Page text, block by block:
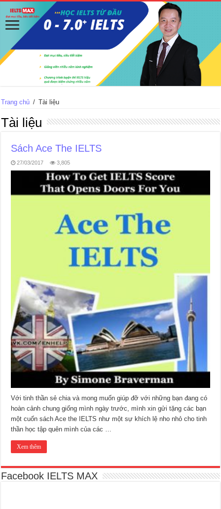
Trang chủ / Tài liệu
Tài liệu
Sách Ace The IELTS
27/03/2017 3,805
Với tinh thần sẻ chia và mong muốn giúp đỡ với những bạn đang có
hoàn cảnh chung giống mình ngày trước, mình xin gửi tặng các bạn
một cuốn sách Ace the IELTS như một sự khích lệ nho nhỏ cho tinh
thần học tập quên mình của các …
Xem thêm
Facebook IELTS MAX